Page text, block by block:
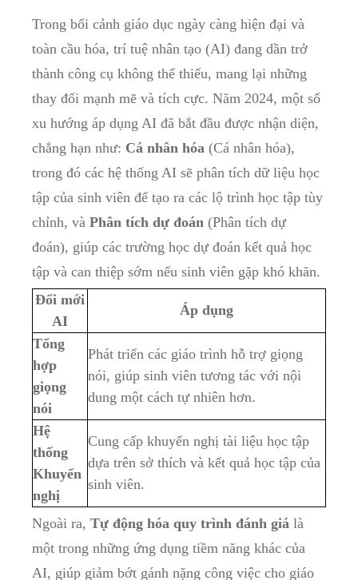
Trong bối cảnh giáo dục ngày càng hiện đại và
toàn cầu hóa, trí tuệ nhân tạo (AI) đang dần trở
thành công cụ không thể thiếu, mang lại những
thay đổi mạnh mẽ và tích cực. Năm 2024, một số
xu hướng áp dụng AI đã bắt đầu được nhận diện,
chẳng hạn như: Cá nhân hóa (Cá nhân hóa),
trong đó các hệ thống AI sẽ phân tích dữ liệu học
tập của sinh viên để tạo ra các lộ trình học tập tùy
chỉnh, và Phân tích dự đoán (Phân tích dự
đoán), giúp các trường học dự đoán kết quả học
tập và can thiệp sớm nếu sinh viên gặp khó khăn.
Đổi mới
AI
Áp dụng
Tổng
hợp
giọng
nói
Phát triển các giáo trình hỗ trợ giọng
nói, giúp sinh viên tương tác với nội
dung một cách tự nhiên hơn.
Hệ
thống
Khuyến
nghị
Cung cấp khuyến nghị tài liệu học tập
dựa trên sở thích và kết quả học tập của
sinh viên.
Ngoài ra, Tự động hóa quy trình đánh giá là
một trong những ứng dụng tiềm năng khác của
AI, giúp giảm bớt gánh nặng công việc cho giáo